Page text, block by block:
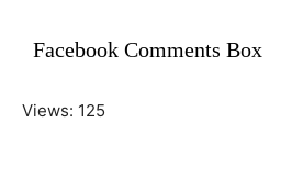
Facebook Comments Box
Views: 125